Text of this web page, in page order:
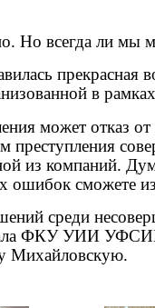
Но всегда ли мы
прекрасная
в
может отказ
преступления
из компаний.
ошибок сможете
среди
ФКУ УИИ
Михайловскую.